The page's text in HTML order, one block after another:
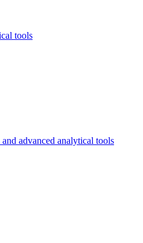
tools
and advanced analytical tools